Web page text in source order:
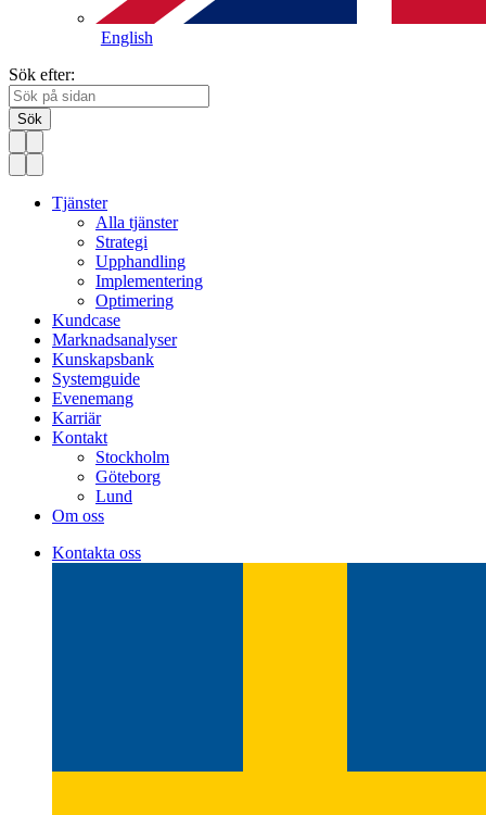
English
Sök efter:
Sök
Tjänster
Alla tjänster
Strategi
Upphandling
Implementering
Optimering
Kundcase
Marknadsanalyser
Kunskapsbank
Systemguide
Evenemang
Karriär
Kontakt
Stockholm
Göteborg
Lund
Om oss
Kontakta oss